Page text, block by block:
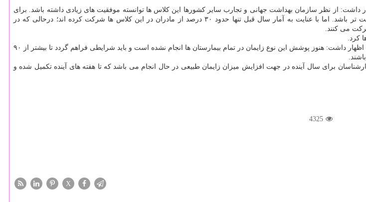
از نظر سازمان بهداشت جهانی و تجارب سایر كشورها این كلاس ها توانسته موفقیت های زیادی داشته باشد. برای
اینكه با انواع ورزش ها كه موجب آمادگی عضلات مادر می شود می تواند تضمین كننده زایمانی راحت تر باشد. اما با عنایت به آمار سال قبل تنها حدود ۳۰ درصد از مادران در این كلاس ها شركت كرده اند؛ درحالی كه در
كرد.
در پاسخ به سوالی درباره تجهیز بیمارستان های ایران به روش زایمان طبیعی بی درد اظهار داشت: هنوز پوشش این نوع زایمان در تمام بیمارستان ها انجام نشده است و باید شرایطی فراهم گردد تا بیشتر از ۹۰
برای سال آینده در جهت افزایش میزان زایمان طبیعی در حال انجام می باشد كه تا هفته های آینده تكمیل شده و
4325
X